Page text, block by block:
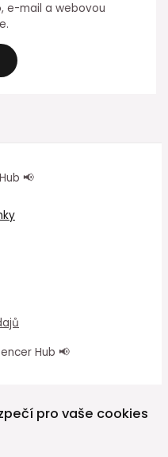
e-mail a webovou
📢
Hub 📢
pro vaše cookies